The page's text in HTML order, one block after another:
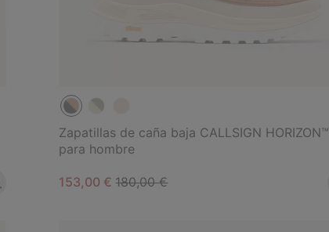
Zapatillas de caña baja CALLSIGN HORIZON™
para hombre
Sale price:
153,00 €Regular price:
180,00 €